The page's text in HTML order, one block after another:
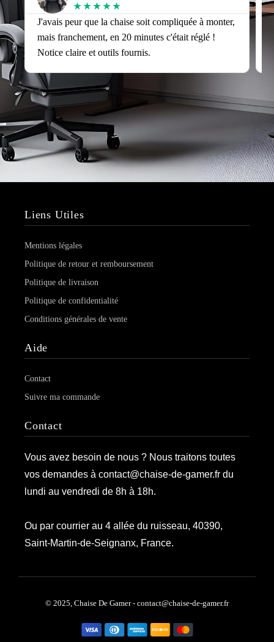
★ ★ ★ ★ ★
J'avais peur que la chaise soit compliquée à monter,
mais franchement, en 20 minutes c'était réglé !
Notice claire et outils fournis.
Liens Utiles
Mentions légales
Politique de retour et remboursement
Politique de livraison
Politique de confidentialité
Conditions générales de vente
Aide
Contact
Suivre ma commande
Contact
Vous avez besoin de nous ? Nous traitons toutes
vos demandes à contact@chaise-de-gamer.fr du
lundi au vendredi de 8h à 18h.
Ou par courrier au 4 allée du ruisseau, 40390,
Saint-Martin-de-Seignanx, France.
© 2025, Chaise De Gamer - contact@chaise-de-gamer.fr